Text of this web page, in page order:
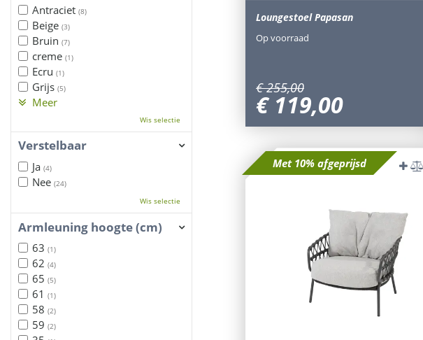
Loungestoel Papasan
€ 255,00
€ 119,00
Op voorraad
Met 10% afgeprijsd
Antraciet (8)
Beige (3)
Bruin (7)
creme (1)
Ecru (1)
Grijs (5)
Meer
Wis selectie
Verstelbaar
Ja (4)
Nee (24)
Wis selectie
Armleuning hoogte (cm)
63 (1)
62 (4)
65 (5)
61 (1)
58 (2)
59 (2)